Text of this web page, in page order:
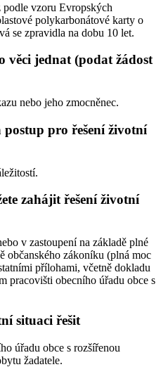
vzoru Evropských
polykarbonátové karty o
se zpravidla na dobu 10 let.
věci jednat (podat žádost
nebo jeho zmocněnec.
pro řešení životní
zahájit řešení životní
v zastoupení na základě plné
občanského zákoníku (plná moc
přílohami, včetně dokladu
pracovišti obecního úřadu obce s
situaci řešit
úřadu obce s rozšířenou
žadatele.